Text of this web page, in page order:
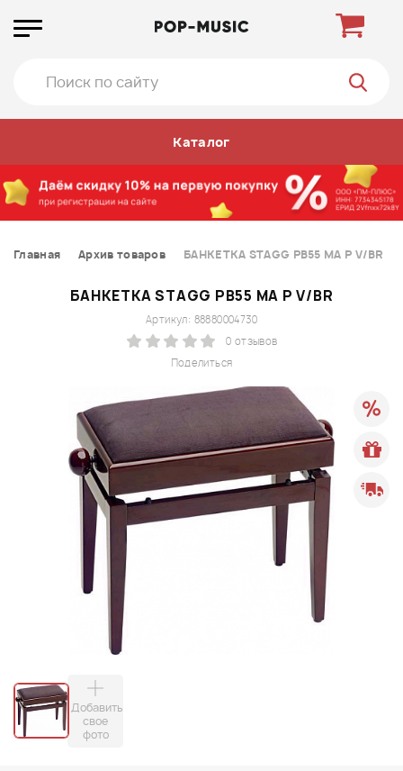
Каталог
Главная Архив товаров БАНКЕТКА STAGG PB55 MA P V/BR
БАНКЕТКА STAGG PB55 MA P V/BR
Поделиться
Артикул: 88880004730
0 отзывов
Добавить
свое
фото